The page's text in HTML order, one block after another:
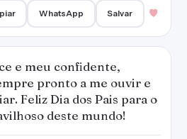
WhatsApp Salvar
e meu confidente,
pronto a me ouvir e
Feliz Dia dos Pais para o
deste mundo!